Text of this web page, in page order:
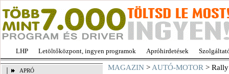
LHP Letöltőközpont, ingyen programok Apróhirdetések
APRÓ
MAGAZIN > AUTÓ-MOTOR > Rally